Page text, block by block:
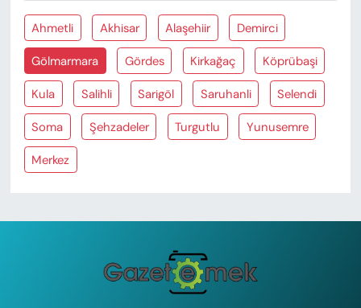
Ahmetli Akhisar Alaşehiir Demirci
Gölmarmara Gördes Kirkağaç Köprübaşi
Kula Salihli Sarigöl Saruhanli Selendi
Soma Şehzadeler Turgutlu Yunusemre
Merkez